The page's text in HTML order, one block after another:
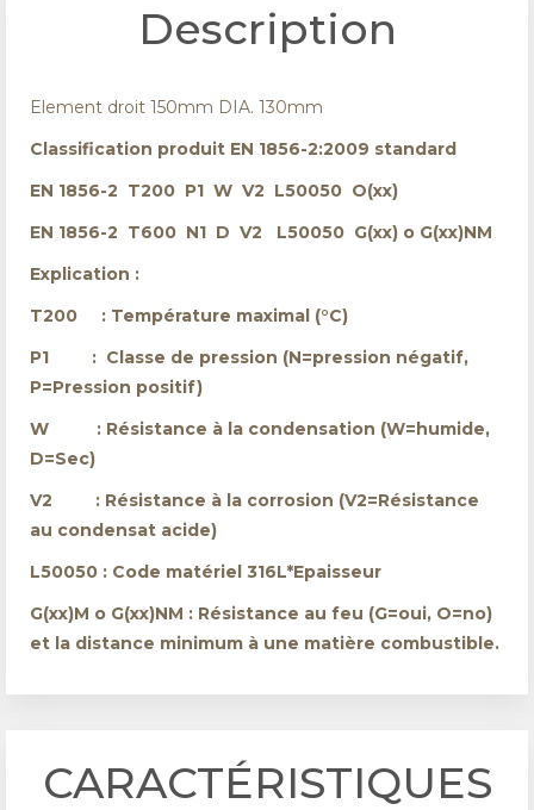
Description
Element droit 150mm DIA. 130mm
Classification produit EN 1856-2:2009 standard
EN 1856-2 T200 P1 W V2 L50050 O(xx)
EN 1856-2 T600 N1 D V2 L50050 G(xx) o G(xx)NM
Explication :
T200 : Température maximal (°C)
P1 : Classe de pression (N=pression négatif,
P=Pression positif)
W : Résistance à la condensation (W=humide,
D=Sec)
V2 : Résistance à la corrosion (V2=Résistance
au condensat acide)
L50050 : Code matériel 316L*Epaisseur
G(xx)M o G(xx)NM : Résistance au feu (G=oui, O=no)
et la distance minimum à une matière combustible.
CARACTÉRISTIQUES